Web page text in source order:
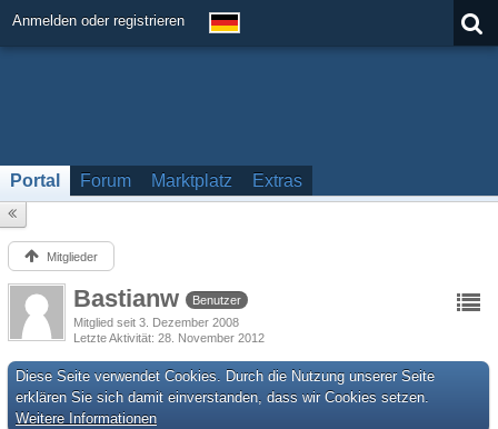
Anmelden oder registrieren
Portal Forum Marktplatz Extras
Mitglieder
Bastianw
Benutzer
Mitglied seit 3. Dezember 2008
Letzte Aktivität 28. November 2012
Diese Seite verwendet Cookies. Durch die Nutzung unserer Seite
erklären Sie sich damit einverstanden, dass wir Cookies setzen.
Weitere Informationen